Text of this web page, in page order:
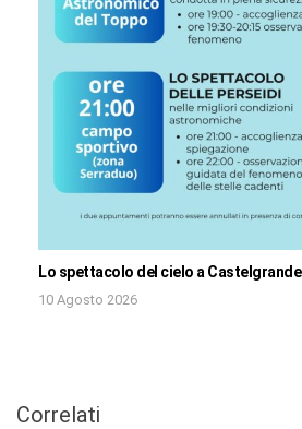
Lo spettacolo del cielo a Castelgrande
10 Agosto 2026
Correlati